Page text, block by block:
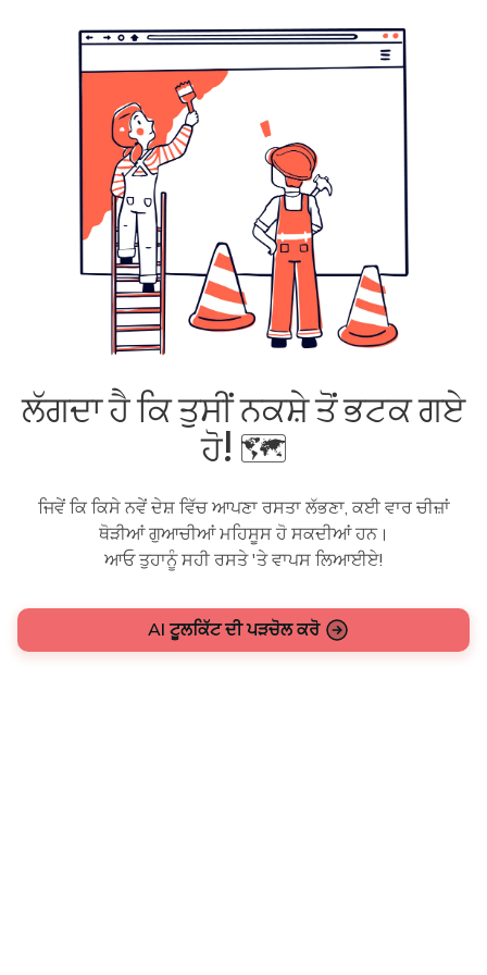
ਲੱਗਦਾ ਹੈ ਕਿ ਤੁਸੀਂ ਨਕਸ਼ੇ ਤੋਂ ਭਟਕ ਗਏ
ਹੋ! 🗺️
ਜਿਵੇਂ ਕਿ ਕਿਸੇ ਨਵੇਂ ਦੇਸ਼ ਵਿੱਚ ਆਪਣਾ ਰਸਤਾ ਲੱਭਣਾ, ਕਈ ਵਾਰ ਚੀਜ਼ਾਂ
ਥੋੜੀਆਂ ਗੁਆਚੀਆਂ ਮਹਿਸੂਸ ਹੋ ਸਕਦੀਆਂ ਹਨ।
ਆਓ ਤੁਹਾਨੂੰ ਸਹੀ ਰਸਤੇ 'ਤੇ ਵਾਪਸ ਲਿਆਈਏ!
AI ਟੂਲਕਿੱਟ ਦੀ ਪੜਚੋਲ ਕਰੋ